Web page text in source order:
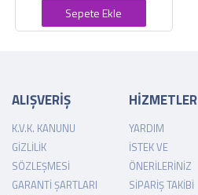
Sepete Ekle
ALIŞVERİŞ
K.V.K. KANUNU
GIZLILIK
SÖZLEŞMESI
GARANTI ŞARTLARI
HİZMETLER
YARDIM
İSTEK VE
ÖNERILERINIZ
SIPARIŞ TAKIBI